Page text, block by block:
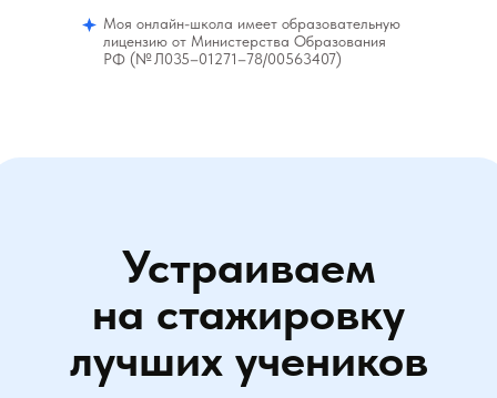
Моя онлайн-школа имеет образовательную
лицензию от Министерства Образования
РФ (№ Л035–01271–78/00563407)